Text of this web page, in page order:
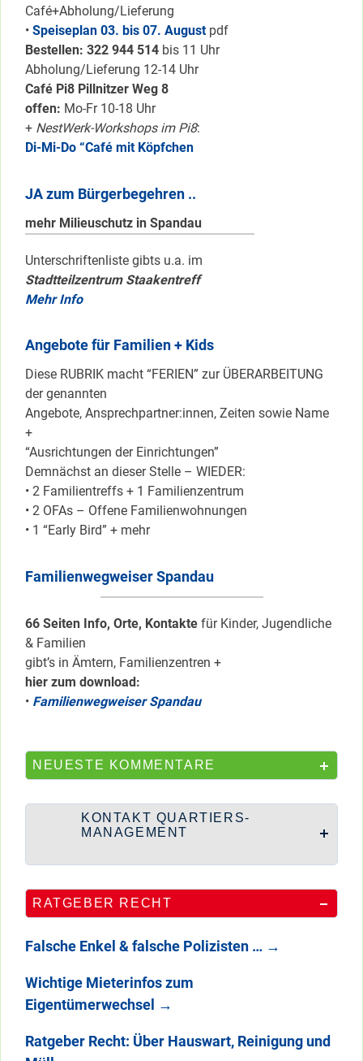
Café+Abholung/Lieferung
• Speiseplan 03. bis 07. August pdf
Bestellen: 322 944 514 bis 11 Uhr
Abholung/Lieferung 12-14 Uhr
Café Pi8 Pillnitzer Weg 8
offen: Mo-Fr 10-18 Uhr
+ NestWerk-Workshops im Pi8:
Di-Mi-Do “Café mit Köpfchen
JA zum Bürgerbegehren ..
mehr Milieuschutz in Spandau
Unterschriftenliste gibts u.a. im
Stadtteilzentrum Staakentreff
Mehr Info
Angebote für Familien + Kids
Diese RUBRIK macht “FERIEN” zur ÜBERARBEITUNG
der genannten
Angebote, Ansprechpartner:innen, Zeiten sowie Name
+
“Ausrichtungen der Einrichtungen”
Demnächst an dieser Stelle – WIEDER:
• 2 Familientreffs + 1 Familienzentrum
• 2 OFAs – Offene Familienwohnungen
• 1 “Early Bird” + mehr
Familienwegweiser Spandau
66 Seiten Info, Orte, Kontakte für Kinder, Jugendliche
& Familien
gibt’s in Ämtern, Familienzentren +
hier zum download:
• Familienwegweiser Spandau
NEUESTE KOMMENTARE
KONTAKT QUARTIERS-
MANAGEMENT
RATGEBER RECHT
Falsche Enkel & falsche Polizisten … →
Wichtige Mieterinfos zum
Eigentümerwechsel →
Ratgeber Recht: Über Hauswart, Reinigung und